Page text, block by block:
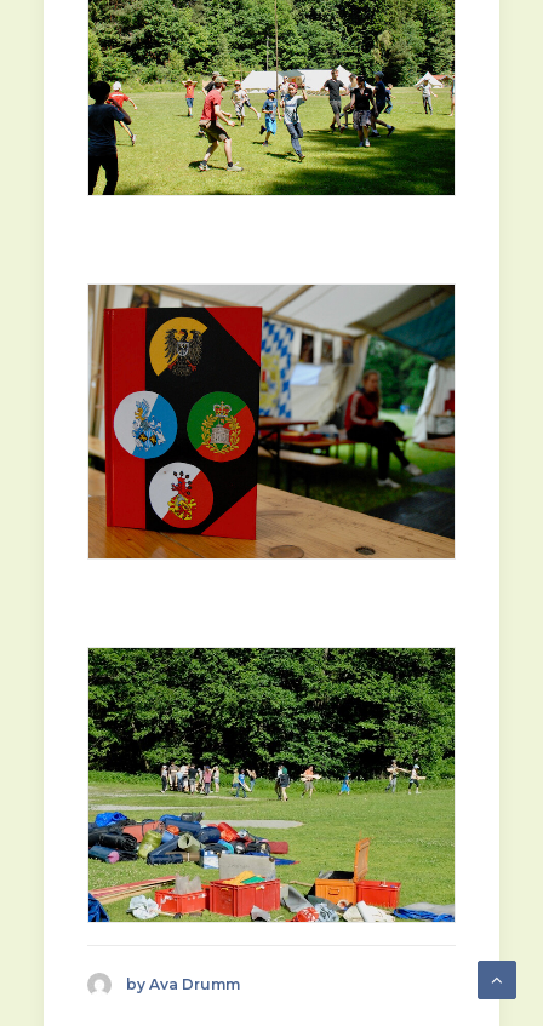
by Ava Drumm